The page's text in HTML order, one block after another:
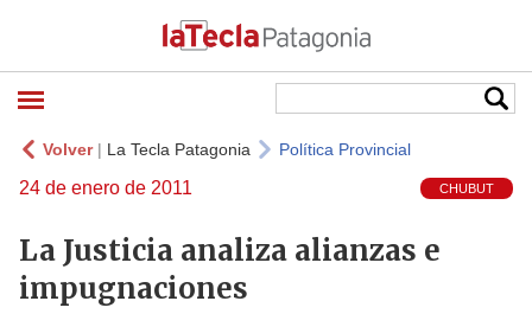
Volver| La Tecla Patagonia Política Provincial
24 de enero de 2011 CHUBUT
La Justicia analiza alianzas e
impugnaciones